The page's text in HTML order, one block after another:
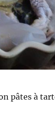
pâtes à